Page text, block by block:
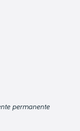
permanente